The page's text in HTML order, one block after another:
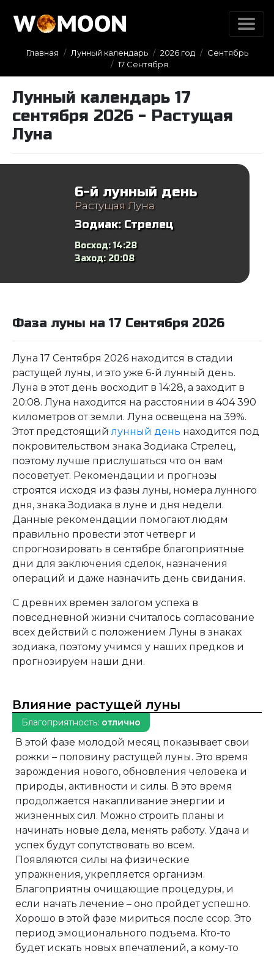
Главная Лунный календарь 2026 год
Сентябрь
17 Сентября
Лунный календарь 17
сентября 2026 - Растущая
Луна
6-й лунный день
Растущая Луна
Зодиак: Стрелец
Восход:14:28
Заход: 20:08
Фаза луны на 17 Сентября 2026
Луна 17 Сентября 2026 находится в стадии
растущей луны, и это уже 6-й лунный день.
Луна в этот день восходит в 14:28, а заходит в
20:08. Луна находится на расстоянии в 404 390
километров от земли. Луна освещена на 39%.
Этот предстоящийлунный день находится под
покровительством знака Зодиака Стрелец,
поэтому лучше прислушаться что он вам
посоветует. Рекомендации и прогнозы
строятся исходя из фазы луны, номера лунного
дня, знака Зодиака в луне и дня недели.
Данные рекомендации помогают людям
правильно провести этот четверг и
спрогнозировать в сентябре благоприятные
дни для заключения сделок, назначения
операций и даже назначить день свидания.
С древних времен залогом успеха в
повседневной жизни считалось согласование
всех действий с положением Луны в знаках
зодиака, поэтому учимся у наших предков и
прогнозируем наши дни.
Влияние растущей луны
Благоприятность: отлично
В этой фазе молодой месяц показывает свои
рожки – половину растущей луны. Это время
зарождения нового, обновления человека и
природы, активности и силы. В это время
продолжается накапливание энергии и
жизненных сил. Можно строить планы и
начинать новые дела, менять работу. Удача и
успех будут сопутствовать во всем.
Появляются силы на физические
упражнения, укрепляется организм.
Благоприятны очищающие процедуры, и
если начать лечение – оно пройдет успешно.
Хорошо в этой фазе мириться после ссор. Это
период эмоционального подъема. Кто-то
будет искать новых впечатлений, а кому-то